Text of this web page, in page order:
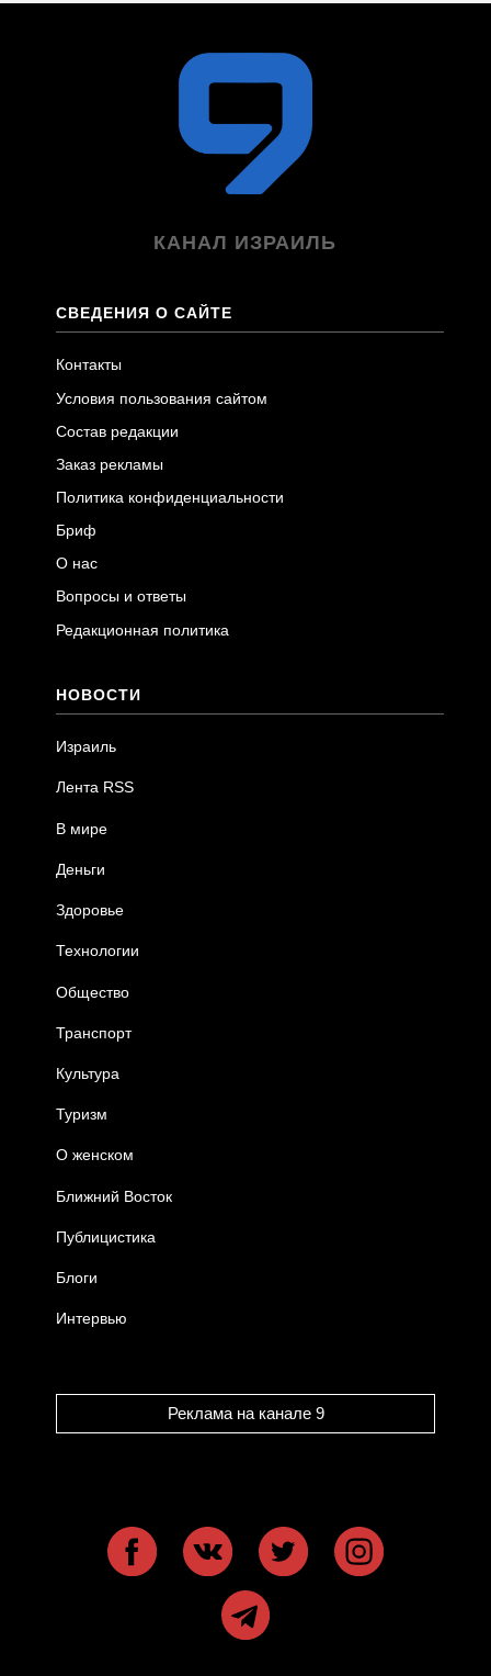
КАНАЛ ИЗРАИЛЬ
СВЕДЕНИЯ О САЙТЕ
Контакты
Условия пользования сайтом
Состав редакции
Заказ рекламы
Политика конфиденциальности
Бриф
О нас
Вопросы и ответы
Редакционная политика
НОВОСТИ
Израиль
Лента RSS
В мире
Деньги
Здоровье
Технологии
Общество
Транспорт
Культура
Туризм
О женском
Ближний Восток
Публицистика
Блоги
Интервью
Реклама на канале 9